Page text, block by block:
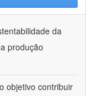
da
produção
objetivo contribuir